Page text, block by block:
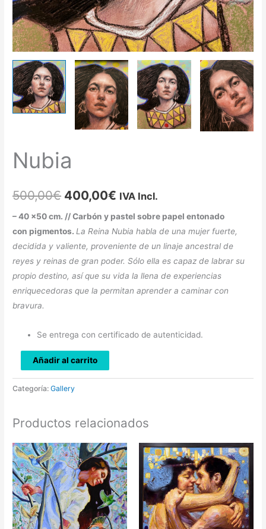
Nubia
500,00€ 400,00€ IVA Incl.
– 40 x50 cm. // Carbón y pastel sobre papel entonado
con pigmentos. La Reina Nubia habla de una mujer fuerte,
decidida y valiente, proveniente de un linaje ancestral de
reyes y reinas de gran poder. Sólo ella es capaz de labrar su
propio destino, así que su vida la llena de experiencias
enriquecedoras que la permitan aprender a caminar con
bravura.
Se entrega con certificado de autenticidad.
Añadir al carrito
Categoría:Gallery
Productos relacionados